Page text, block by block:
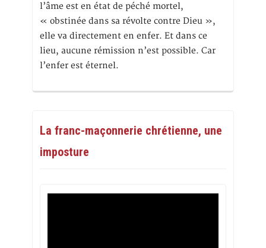
l’âme est en état de péché mortel,
« obstinée dans sa révolte contre Dieu »,
elle va directement en enfer. Et dans ce
lieu, aucune rémission n’est possible. Car
l’enfer est éternel.
La franc-maçonnerie chrétienne, une
imposture